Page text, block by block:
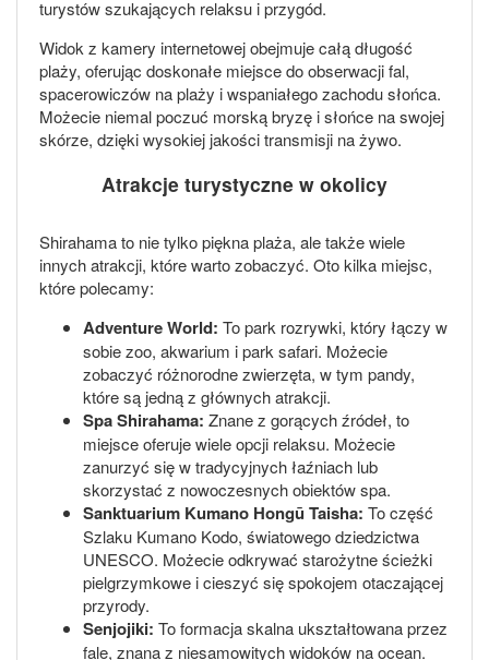
turystów szukających relaksu i przygód.
Widok z kamery internetowej obejmuje całą długość
plaży, oferując doskonałe miejsce do obserwacji fal,
spacerowiczów na plaży i wspaniałego zachodu słońca.
Możecie niemal poczuć morską bryzę i słońce na swojej
skórze, dzięki wysokiej jakości transmisji na żywo.
Atrakcje turystyczne w okolicy
Shirahama to nie tylko piękna plaża, ale także wiele
innych atrakcji, które warto zobaczyć. Oto kilka miejsc,
które polecamy:
Adventure World: To park rozrywki, który łączy w
sobie zoo, akwarium i park safari. Możecie
zobaczyć różnorodne zwierzęta, w tym pandy,
które są jedną z głównych atrakcji.
Spa Shirahama: Znane z gorących źródeł, to
miejsce oferuje wiele opcji relaksu. Możecie
zanurzyć się w tradycyjnych łaźniach lub
skorzystać z nowoczesnych obiektów spa.
Sanktuarium Kumano Hongū Taisha: To część
Szlaku Kumano Kodo, światowego dziedzictwa
UNESCO. Możecie odkrywać starożytne ścieżki
pielgrzymkowe i cieszyć się spokojem otaczającej
przyrody.
Senjojiki: To formacja skalna ukształtowana przez
fale, znana z niesamowitych widoków na ocean.